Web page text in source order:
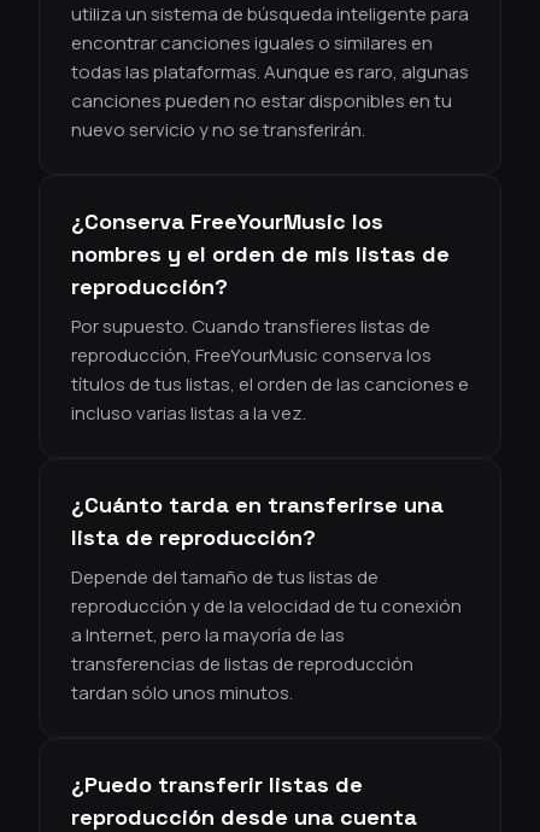
utiliza un sistema de búsqueda inteligente para
encontrar canciones iguales o similares en
todas las plataformas. Aunque es raro, algunas
canciones pueden no estar disponibles en tu
nuevo servicio y no se transferirán.
¿Conserva FreeYourMusic los
nombres y el orden de mis listas de
reproducción?
Por supuesto. Cuando transfieres listas de
reproducción, FreeYourMusic conserva los
títulos de tus listas, el orden de las canciones e
incluso varias listas a la vez.
¿Cuánto tarda en transferirse una
lista de reproducción?
Depende del tamaño de tus listas de
reproducción y de la velocidad de tu conexión
a Internet, pero la mayoría de las
transferencias de listas de reproducción
tardan sólo unos minutos.
¿Puedo transferir listas de
reproducción desde una cuenta